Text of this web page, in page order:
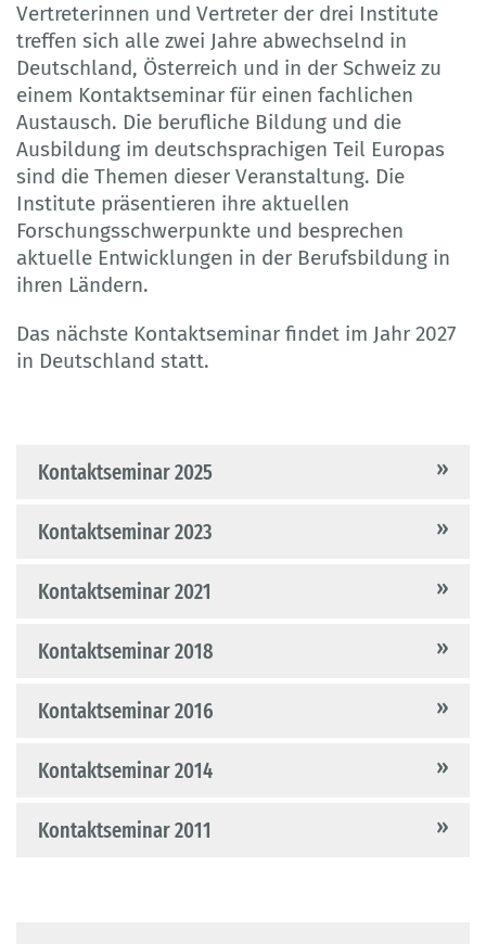
Vertreterinnen und Vertreter der drei Institute
treffen sich alle zwei Jahre abwechselnd in
Deutschland, Österreich und in der Schweiz zu
einem Kontaktseminar für einen fachlichen
Austausch. Die berufliche Bildung und die
Ausbildung im deutschsprachigen Teil Europas
sind die Themen dieser Veranstaltung. Die
Institute präsentieren ihre aktuellen
Forschungsschwerpunkte und besprechen
aktuelle Entwicklungen in der Berufsbildung in
ihren Ländern.
Das nächste Kontaktseminar findet im Jahr 2027
in Deutschland statt.
Kontaktseminar 2025
Kontaktseminar 2023
Kontaktseminar 2021
Kontaktseminar 2018
Kontaktseminar 2016
Kontaktseminar 2014
Kontaktseminar 2011